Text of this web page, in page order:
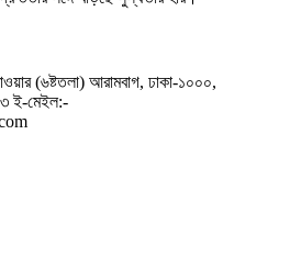
(৬ষ্টতলা) আরামবাগ, ঢাকা-১০০০,
ই-মেইল:-